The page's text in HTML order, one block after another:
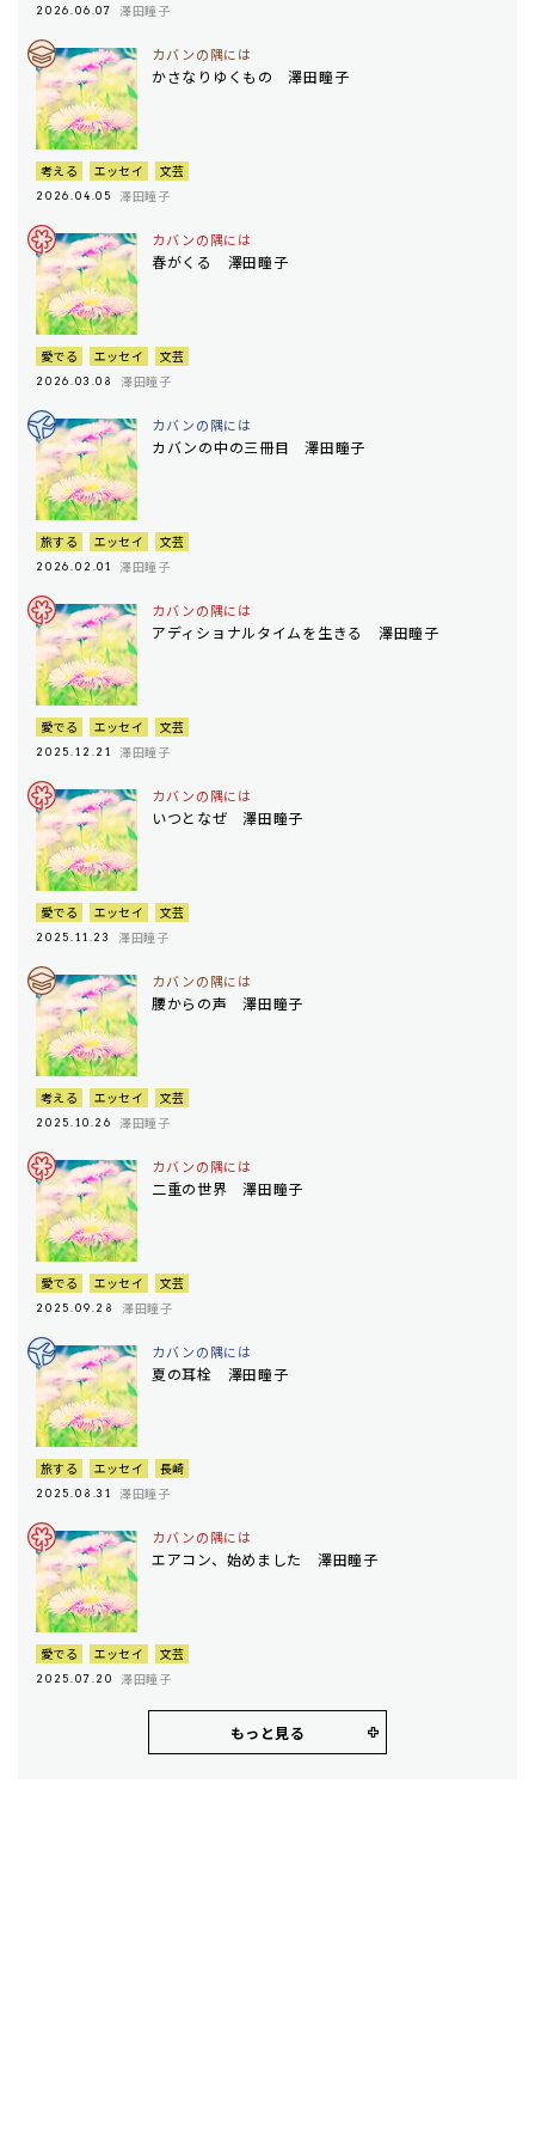
2026.06.07 澤田瞳子
カバンの隅には
かさなりゆくもの 澤田瞳子
考える エッセイ 文芸
2026.04.05 澤田瞳子
カバンの隅には
春がくる 澤田瞳子
愛でる エッセイ 文芸
2026.03.08 澤田瞳子
カバンの隅には
カバンの中の三冊目 澤田瞳子
旅する エッセイ 文芸
2026.02.01 澤田瞳子
カバンの隅には
アディショナルタイムを生きる 澤田瞳子
愛でる エッセイ 文芸
2025.12.21 澤田瞳子
カバンの隅には
いつとなぜ 澤田瞳子
愛でる エッセイ 文芸
2025.11.23 澤田瞳子
カバンの隅には
腰からの声 澤田瞳子
考える エッセイ 文芸
2025.10.26 澤田瞳子
カバンの隅には
二重の世界 澤田瞳子
愛でる エッセイ 文芸
2025.09.28 澤田瞳子
カバンの隅には
夏の耳栓 澤田瞳子
旅する エッセイ 長崎
2025.08.31 澤田瞳子
カバンの隅には
エアコン、始めました 澤田瞳子
愛でる エッセイ 文芸
2025.07.20 澤田瞳子
もっと見る